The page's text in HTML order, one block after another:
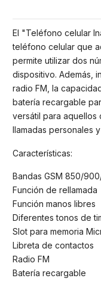
El "Teléfono celular
teléfono celular que
permite utilizar dos
dispositivo. Además,
radio FM, la
batería recargable
versátil para aquellos
llamadas personales
Características:
Bandas GSM 850/
Función de rellamada
Función manos libres
Diferentes tonos de
Slot para memoria
Libreta de contactos
Radio FM
Batería recargable